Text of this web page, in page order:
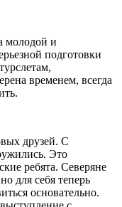
молодой и
подготовки
временем, всегда
друзей. С
Это
ребята. Северяне
для себя теперь
основательно.